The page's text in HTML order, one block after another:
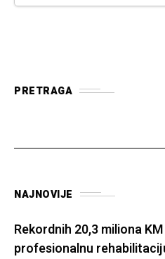
PRETRAGA
NAJNOVIJE
Rekordnih 20,3 miliona
profesionalnu